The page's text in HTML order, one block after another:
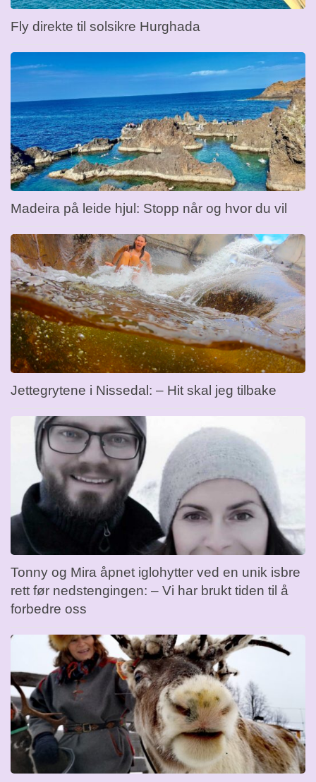
Fly direkte til solsikre Hurghada
Madeira på leide hjul: Stopp når og hvor du vil
Jettegrytene i Nissedal: – Hit skal jeg tilbake
Tonny og Mira åpnet iglohytter ved en unik isbre
rett før nedstengingen: – Vi har brukt tiden til å
forbedre oss